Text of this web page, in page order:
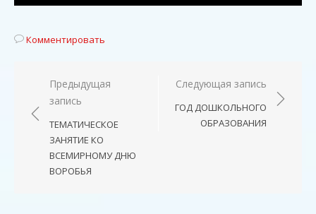
Комментировать
Навигация
по
записям
Предыдущая
запись
ТЕМАТИЧЕСКОЕ
ЗАНЯТИЕ КО
ВСЕМИРНОМУ ДНЮ
ВОРОБЬЯ
Следующая запись
ГОД ДОШКОЛЬНОГО
ОБРАЗОВАНИЯ